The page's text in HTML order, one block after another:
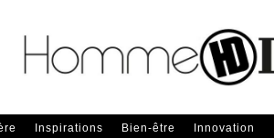
Inspirations Bien-être Innovation